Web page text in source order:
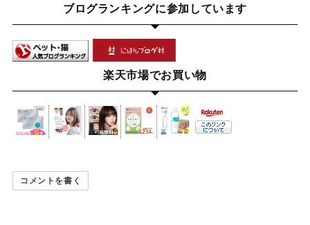
ブログランキングに参加しています
楽天市場でお買い物
コメントを書く